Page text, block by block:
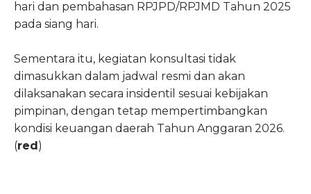
hari dan pembahasan RPJPD/RPJMD Tahun 2025
pada siang hari.
Sementara itu, kegiatan konsultasi tidak
dimasukkan dalam jadwal resmi dan akan
dilaksanakan secara insidentil sesuai kebijakan
pimpinan, dengan tetap mempertimbangkan
kondisi keuangan daerah Tahun Anggaran 2026.
(red)